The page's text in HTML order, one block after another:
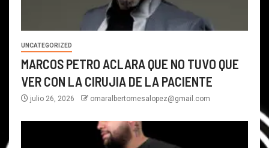
UNCATEGORIZED
MARCOS PETRO ACLARA QUE NO TUVO QUE
VER CON LA CIRUJIA DE LA PACIENTE
julio 26, 2026 omaralbertomesalopez@gmail.com